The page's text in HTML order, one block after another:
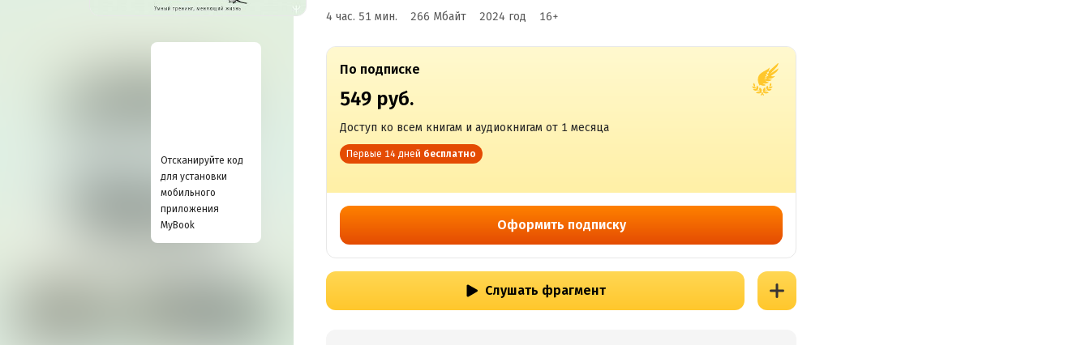
Отсканируйте код
для установки
мобильного
приложения
MyBook
4 час. 51 мин. 266 Мбайт 2024 год 16+
По подписке
549 руб.
Доступ ко всем книгам и аудиокнигам от 1 месяца
Первые 14 дней бесплатно
Оформить подписку
Слушать фрагмент